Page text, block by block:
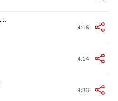
Halvalla (feat. Jenni Vartiainen) 4:16
4:14
4:33